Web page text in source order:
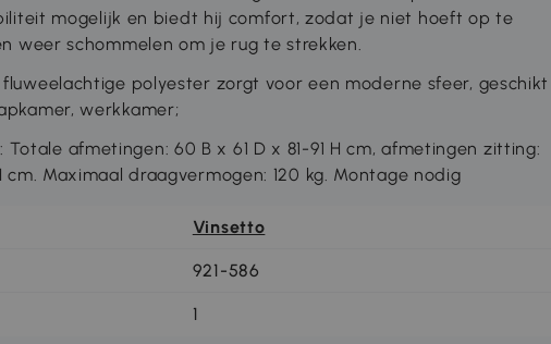
mogelijk en biedt hij comfort, zodat je niet hoeft op te
weer schommelen om je rug te strekken.
fluweelachtige polyester zorgt voor een moderne sfeer, geschikt
werkkamer;
Totale afmetingen: 60 B x 61 D x 81-91 H cm, afmetingen zitting:
cm. Maximaal draagvermogen: 120 kg. Montage nodig
Vinsetto
921-586
1